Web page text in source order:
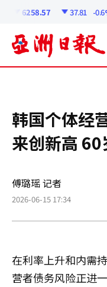
6258.57 37.81 -0.6%
韩国个体经
来创新高
傅璐瑶 记者
2026-06-15 17:34
在利率上升和内需
营者债务风险正进